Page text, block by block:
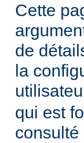
Cette
de
la
qui est
consulté